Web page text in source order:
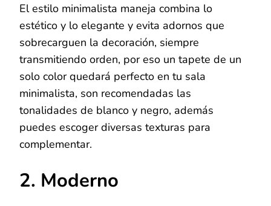
El estilo minimalista maneja combina lo
estético y lo elegante y evita adornos que
sobrecarguen la decoración, siempre
transmitiendo orden, por eso un tapete de un
solo color quedará perfecto en tu sala
minimalista, son recomendadas las
tonalidades de blanco y negro, además
puedes escoger diversas texturas para
complementar.
2. Moderno